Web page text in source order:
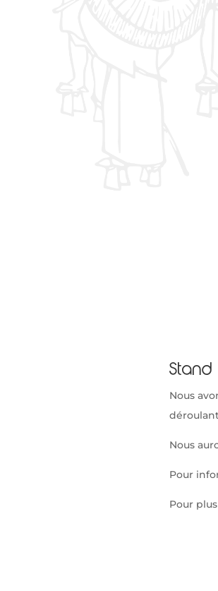
Nous
Nous
Pour
Pour